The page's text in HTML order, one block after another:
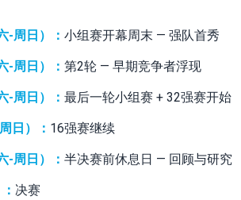
-周日）： 小组赛开幕周末 — 强队首秀
-周日）： 第2轮 — 早期竞争者浮现
-周日）： 最后一轮小组赛 + 32强赛开始
日）： 16强赛继续
-周日）： 半决赛前休息日 — 回顾与研究
决赛